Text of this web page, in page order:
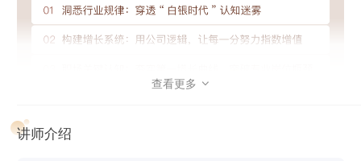
从宏观视角建立对行业波动与技术迭代的深度认知，学会“做
第二章：职业破局
查看更多 
讲师介绍